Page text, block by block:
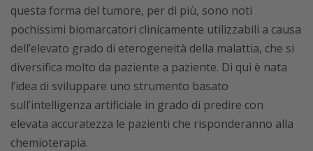
questa forma del tumore, per di più, sono noti
pochissimi biomarcatori clinicamente utilizzabili a causa
dell’elevato grado di eterogeneità della malattia, che si
diversifica molto da paziente a paziente. Di qui è nata
l’idea di sviluppare uno strumento basato
sull’intelligenza artificiale in grado di predire con
elevata accuratezza le pazienti che risponderanno alla
chemioterapia.